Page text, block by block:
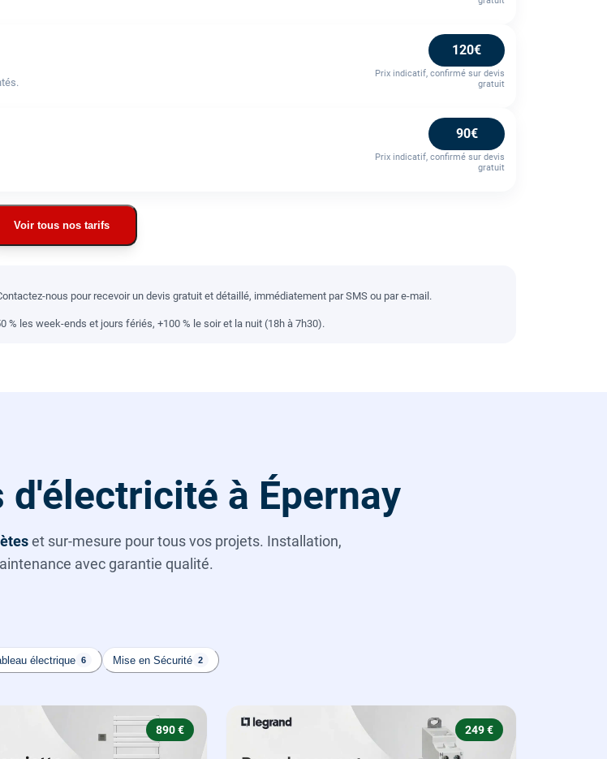
120€
Prix indicatif, confirmé sur devis
gratuit
90€
Prix indicatif, confirmé sur devis
gratuit
Voir tous nos tarifs
nous pour recevoir un devis gratuit et détaillé, immédiatement par SMS ou par e-mail.
les week-ends et jours fériés, +100 % le soir et la nuit (18h à 7h30).
à Épernay
et sur-mesure pour tous vos projets. Installation,
avec garantie qualité.
électrique 6 Mise en Sécurité 2
890 € 249 €